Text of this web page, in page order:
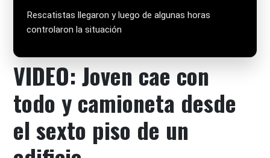
Rescatistas llegaron y luego de algunas horas
controlaron la situación
VIDEO: Joven cae con
todo y camioneta desde
el sexto piso de un